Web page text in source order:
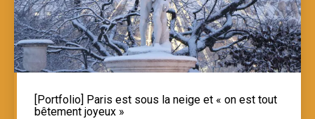
[Portfolio] Paris est sous la neige et « on est tout
bêtement joyeux »